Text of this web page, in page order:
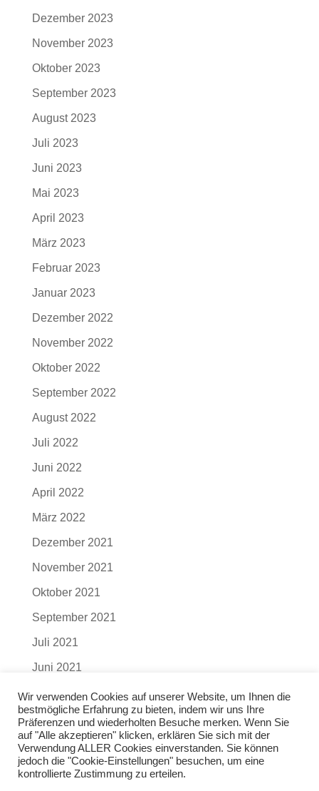
Dezember 2023
November 2023
Oktober 2023
September 2023
August 2023
Juli 2023
Juni 2023
Mai 2023
April 2023
März 2023
Februar 2023
Januar 2023
Dezember 2022
November 2022
Oktober 2022
September 2022
August 2022
Juli 2022
Juni 2022
April 2022
März 2022
Dezember 2021
November 2021
Oktober 2021
September 2021
Juli 2021
Juni 2021
ARCHIV Oktober 2017 bis Juni 2021 zum PDF-
Download
Wir verwenden Cookies auf unserer Website, um Ihnen die
bestmögliche Erfahrung zu bieten, indem wir uns Ihre
Präferenzen und wiederholten Besuche merken. Wenn Sie
auf "Alle akzeptieren" klicken, erklären Sie sich mit der
Verwendung ALLER Cookies einverstanden. Sie können
jedoch die "Cookie-Einstellungen" besuchen, um eine
kontrollierte Zustimmung zu erteilen.